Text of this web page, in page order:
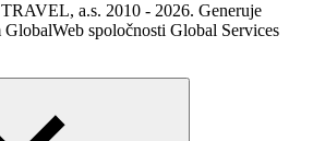
a.s. 2010 - 2026. Generuje
spoločnosti Global Services